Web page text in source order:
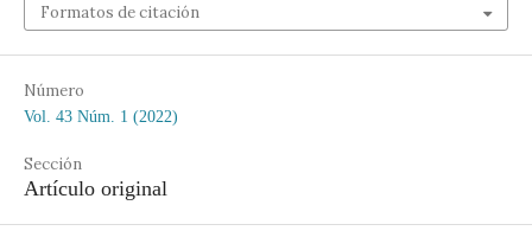
Formatos de citación
Número
Vol. 43 Núm. 1 (2022)
Sección
Artículo original